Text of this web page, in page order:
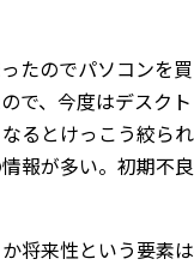
たのでパソコンを
で、今度はデスク
るとけっこう絞ら
報が多い。初期不
将来性という要素